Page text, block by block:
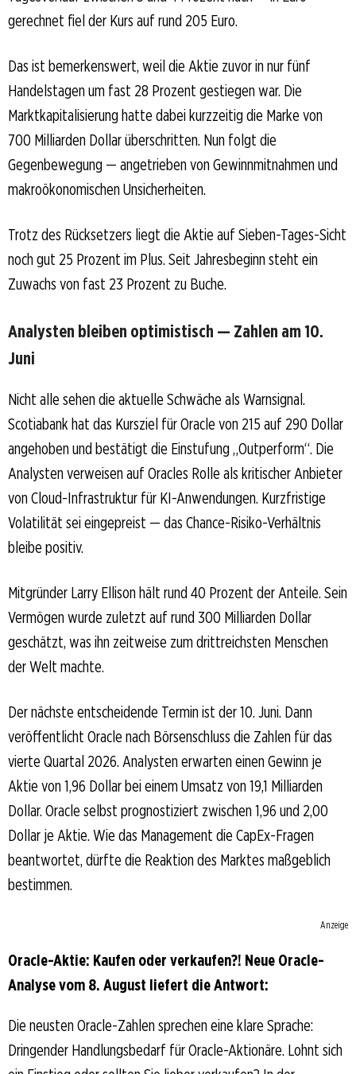
gerechnet fiel der Kurs auf rund 205 Euro.
Das ist bemerkenswert, weil die Aktie zuvor in nur fünf
Handelstagen um fast 28 Prozent gestiegen war. Die
Marktkapitalisierung hatte dabei kurzzeitig die Marke von
700 Milliarden Dollar überschritten. Nun folgt die
Gegenbewegung — angetrieben von Gewinnmitnahmen und
makroökonomischen Unsicherheiten.
Trotz des Rücksetzers liegt die Aktie auf Sieben-Tages-Sicht
noch gut 25 Prozent im Plus. Seit Jahresbeginn steht ein
Zuwachs von fast 23 Prozent zu Buche.
Analysten bleiben optimistisch — Zahlen am 10.
Juni
Nicht alle sehen die aktuelle Schwäche als Warnsignal.
Scotiabank hat das Kursziel für Oracle von 215 auf 290 Dollar
angehoben und bestätigt die Einstufung „Outperform“. Die
Analysten verweisen auf Oracles Rolle als kritischer Anbieter
von Cloud-Infrastruktur für KI-Anwendungen. Kurzfristige
Volatilität sei eingepreist — das Chance-Risiko-Verhältnis
bleibe positiv.
Mitgründer Larry Ellison hält rund 40 Prozent der Anteile. Sein
Vermögen wurde zuletzt auf rund 300 Milliarden Dollar
geschätzt, was ihn zeitweise zum drittreichsten Menschen
der Welt machte.
Der nächste entscheidende Termin ist der 10. Juni. Dann
veröffentlicht Oracle nach Börsenschluss die Zahlen für das
vierte Quartal 2026. Analysten erwarten einen Gewinn je
Aktie von 1,96 Dollar bei einem Umsatz von 19,1 Milliarden
Dollar. Oracle selbst prognostiziert zwischen 1,96 und 2,00
Dollar je Aktie. Wie das Management die CapEx-Fragen
beantwortet, dürfte die Reaktion des Marktes maßgeblich
bestimmen.
Anzeige
Oracle-Aktie: Kaufen oder verkaufen?! Neue Oracle-
Analyse vom 8. August liefert die Antwort:
Die neusten Oracle-Zahlen sprechen eine klare Sprache:
Dringender Handlungsbedarf für Oracle-Aktionäre. Lohnt sich